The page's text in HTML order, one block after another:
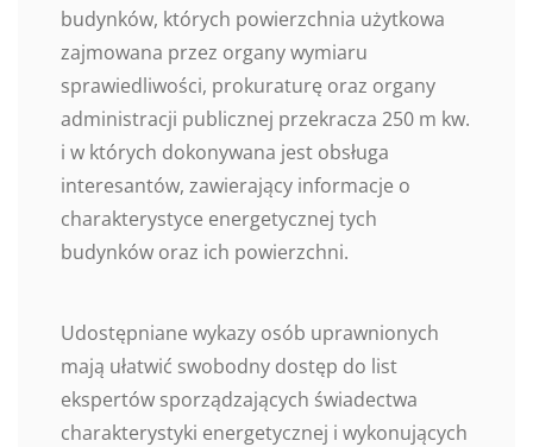
budynków, których powierzchnia użytkowa
zajmowana przez organy wymiaru
sprawiedliwości, prokuraturę oraz organy
administracji publicznej przekracza 250 m kw.
i w których dokonywana jest obsługa
interesantów, zawierający informacje o
charakterystyce energetycznej tych
budynków oraz ich powierzchni.
Udostępniane wykazy osób uprawnionych
mają ułatwić swobodny dostęp do list
ekspertów sporządzających świadectwa
charakterystyki energetycznej i wykonujących